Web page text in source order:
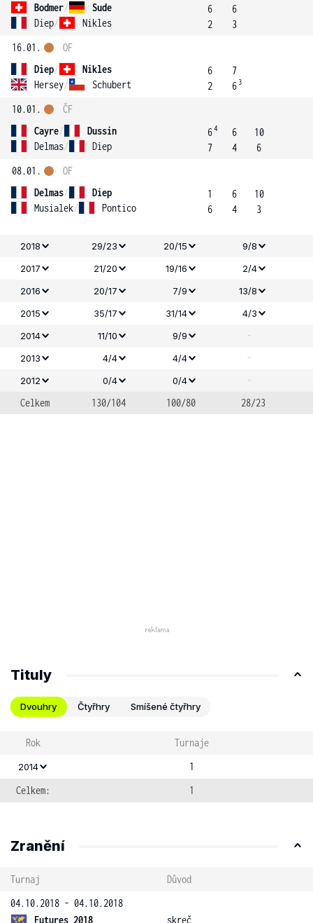
Bodmer/
Sude
Diep/ Nikles
6
2
6
3
16.01.
Diep/
Nikles
Hersey/ Schubert
OF
6
2
7
6 3
10.01.
Cayre/
Dussin
Delmas/ Diep
ČF
64
7
6
4
10
6
08.01.
Delmas/
Diep
Musialek/ Pontico
OF
1
6
6
4
10
3
2018 29/23 20/15
9/8
2017
21/20 19/16
2/4
2016
20/17 7/9
13/8
2015
35/17 31/14
4/3
2014
11/10 9/9 -
2013 4/4 4/4 -
2012 0/4 0/4
-
Celkem
130/104 100/80 28/23
Tituly
Dvouhry Čtyřhry Smíšené čtyřhry
Rok Turnaje
2014
1
Celkem:
1
Zranění
Turnaj
Důvod
04.10.2018 - 04.10.2018
Futures 2018
skreč